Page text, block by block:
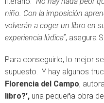
niño. Con la imposición
volverán a coger un libro en
experiencia lúdica”, asegura
Para conseguirlo, lo mejor
supuesto. Y hay algunos
Florencia del Campo,
libro?', una pequeña obra